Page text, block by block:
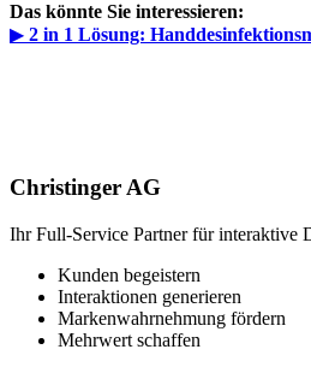
Das könnte Sie interessieren:
▶ 2 in 1 Lösung:
Christinger AG
Ihr Full-Service Partner für interaktive
Kunden begeistern
Interaktionen generieren
Markenwahrnehmung fördern
Mehrwert schaffen